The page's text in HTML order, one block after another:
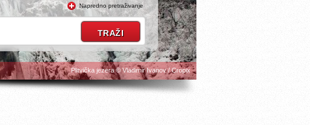
Napredno pretraživanje
Plitvička jezera © Vladimir Ivanov / Cropix